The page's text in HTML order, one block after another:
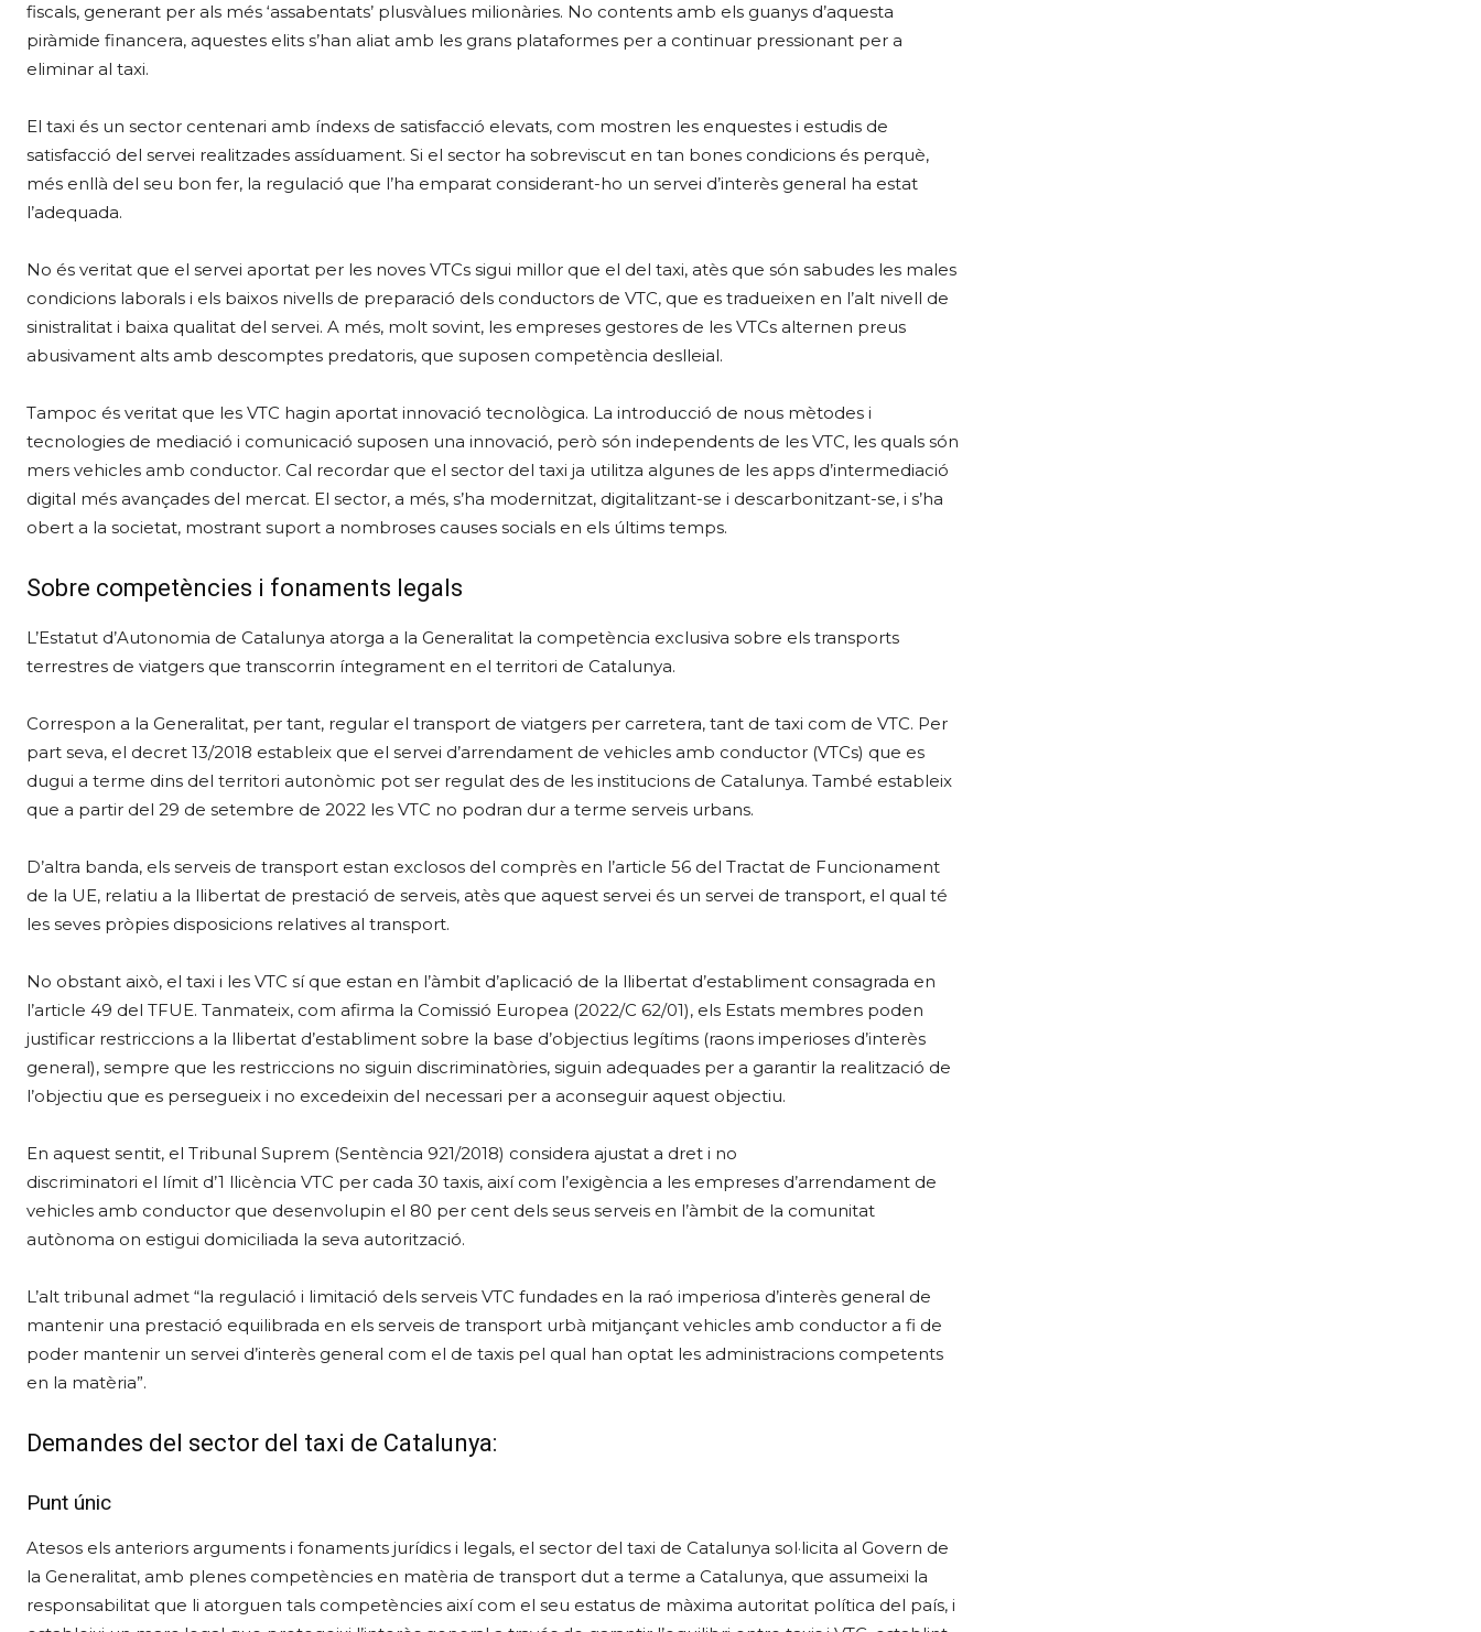
fiscals, generant per als més ‘assabentats’ plusvàlues milionàries. No contents amb els guanys d’aquesta
piràmide financera, aquestes elits s’han aliat amb les grans plataformes per a continuar pressionant per a
eliminar al taxi.
El taxi és un sector centenari amb índexs de satisfacció elevats, com mostren les enquestes i estudis de
satisfacció del servei realitzades assíduament. Si el sector ha sobreviscut en tan bones condicions és perquè,
més enllà del seu bon fer, la regulació que l’ha emparat considerant-ho un servei d’interès general ha estat
l’adequada.
No és veritat que el servei aportat per les noves VTCs sigui millor que el del taxi, atès que són sabudes les males
condicions laborals i els baixos nivells de preparació dels conductors de VTC, que es tradueixen en l’alt nivell de
sinistralitat i baixa qualitat del servei. A més, molt sovint, les empreses gestores de les VTCs alternen preus
abusivament alts amb descomptes predatoris, que suposen competència deslleial.
Tampoc és veritat que les VTC hagin aportat innovació tecnològica. La introducció de nous mètodes i
tecnologies de mediació i comunicació suposen una innovació, però són independents de les VTC, les quals són
mers vehicles amb conductor. Cal recordar que el sector del taxi ja utilitza algunes de les apps d’intermediació
digital més avançades del mercat. El sector, a més, s’ha modernitzat, digitalitzant-se i descarbonitzant-se, i s’ha
obert a la societat, mostrant suport a nombroses causes socials en els últims temps.
Sobre competències i fonaments legals
L’Estatut d’Autonomia de Catalunya atorga a la Generalitat la competència exclusiva sobre els transports
terrestres de viatgers que transcorrin íntegrament en el territori de Catalunya.
Correspon a la Generalitat, per tant, regular el transport de viatgers per carretera, tant de taxi com de VTC. Per
part seva, el decret 13/2018 estableix que el servei d’arrendament de vehicles amb conductor (VTCs) que es
dugui a terme dins del territori autonòmic pot ser regulat des de les institucions de Catalunya. També estableix
que a partir del 29 de setembre de 2022 les VTC no podran dur a terme serveis urbans.
D’altra banda, els serveis de transport estan exclosos del comprès en l’article 56 del Tractat de Funcionament
de la UE, relatiu a la llibertat de prestació de serveis, atès que aquest servei és un servei de transport, el qual té
les seves pròpies disposicions relatives al transport.
No obstant això, el taxi i les VTC sí que estan en l’àmbit d’aplicació de la llibertat d’establiment consagrada en
l’article 49 del TFUE. Tanmateix, com afirma la Comissió Europea (2022/C 62/01), els Estats membres poden
justificar restriccions a la llibertat d’establiment sobre la base d’objectius legítims (raons imperioses d’interès
general), sempre que les restriccions no siguin discriminatòries, siguin adequades per a garantir la realització de
l’objectiu que es persegueix i no excedeixin del necessari per a aconseguir aquest objectiu.
En aquest sentit, el Tribunal Suprem (Sentència 921/2018) considera ajustat a dret i no
discriminatori el límit d’1 llicència VTC per cada 30 taxis, així com l’exigència a les empreses d’arrendament de
vehicles amb conductor que desenvolupin el 80 per cent dels seus serveis en l’àmbit de la comunitat
autònoma on estigui domiciliada la seva autorització.
L’alt tribunal admet “la regulació i limitació dels serveis VTC fundades en la raó imperiosa d’interès general de
mantenir una prestació equilibrada en els serveis de transport urbà mitjançant vehicles amb conductor a fi de
poder mantenir un servei d’interès general com el de taxis pel qual han optat les administracions competents
en la matèria”.
Demandes del sector del taxi de Catalunya:
Punt únic
Atesos els anteriors arguments i fonaments jurídics i legals, el sector del taxi de Catalunya sol·licita al Govern de
la Generalitat, amb plenes competències en matèria de transport dut a terme a Catalunya, que assumeixi la
responsabilitat que li atorguen tals competències així com el seu estatus de màxima autoritat política del país, i